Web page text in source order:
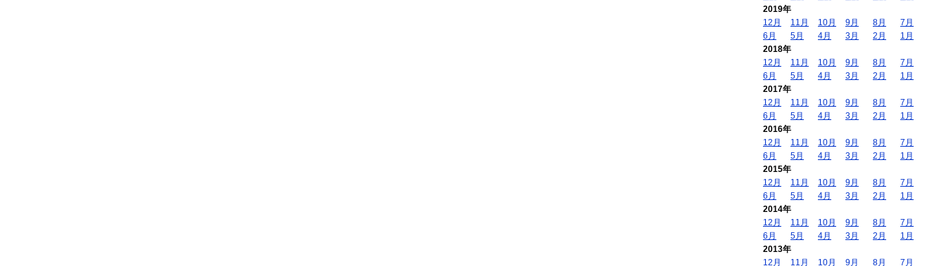
2019年
12月
11月 10月 9月 8月
7月
6月
5月 4月 3月 2月
1月
2018年
12月
11月 10月 9月 8月
7月
6月
5月 4月 3月 2月
1月
2017年
12月
11月 10月 9月 8月
7月
6月
5月 4月 3月 2月
1月
2016年
12月
11月 10月 9月 8月
7月
6月
5月 4月 3月 2月
1月
2015年
12月
11月 10月 9月 8月
7月
6月
5月 4月 3月 2月
1月
2014年
12月
11月 10月 9月 8月
7月
6月
5月 4月 3月 2月
1月
2013年
12月
11月 10月 9月 8月 7月